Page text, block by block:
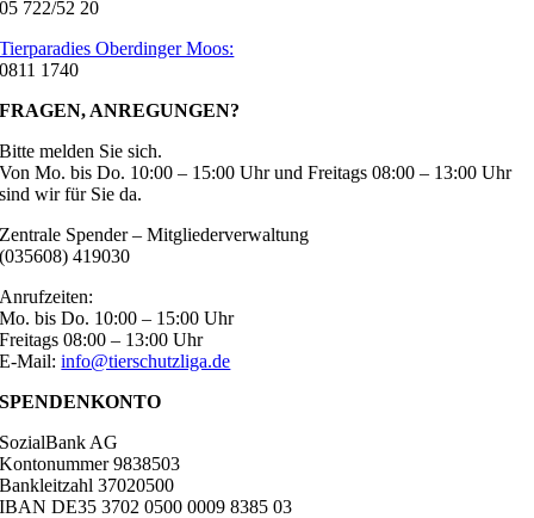
05 722/52 20
Tierparadies Oberdinger Moos:
0811 1740
FRAGEN, ANREGUNGEN?
Bitte melden Sie sich.
Von Mo. bis Do. 10:00 – 15:00 Uhr und Freitags 08:00 – 13:00 Uhr
sind wir für Sie da.
Zentrale Spender – Mitgliederverwaltung
(035608) 419030
Anrufzeiten:
Mo. bis Do. 10:00 – 15:00 Uhr
Freitags 08:00 – 13:00 Uhr
E-Mail:info@tierschutzliga.de
SPENDENKONTO
SozialBank AG
Kontonummer 9838503
Bankleitzahl 37020500
IBAN DE35 3702 0500 0009 8385 03